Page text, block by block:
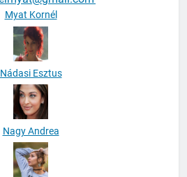
Myat Kornél
Nádasi Esztus
Nagy Andrea